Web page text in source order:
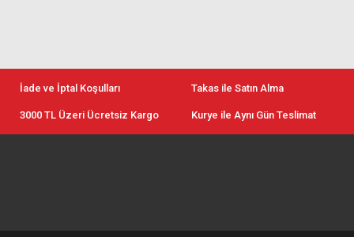
İade ve İptal Koşulları Takas ile Satın Alma
3000 TL Üzeri Ücretsiz Kargo Kurye ile Aynı Gün Teslimat